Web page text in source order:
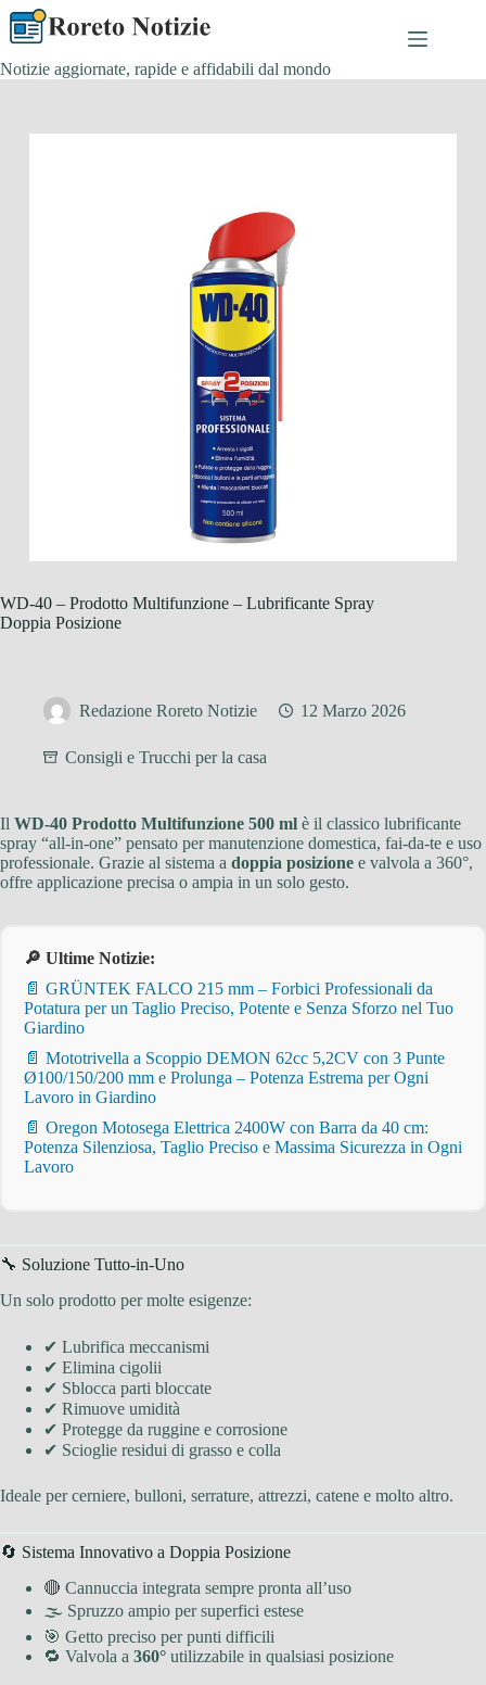
Salta
contenuto
Notizie aggiornate, rapide e affidabili dal mondo
WD-40 – Prodotto Multifunzione – Lubrificante Spray
Doppia Posizione
Redazione Roreto Notizie 12 Marzo 2026
Consigli e Trucchi per la casa
Il WD-40 Prodotto Multifunzione 500 ml è il classico lubrificante
spray “all-in-one” pensato per manutenzione domestica, fai-da-te e uso
professionale. Grazie al sistema a doppia posizione e valvola a 360°,
offre applicazione precisa o ampia in un solo gesto.
🔎 Ultime Notizie:
📄 GRÜNTEK FALCO 215 mm – Forbici Professionali da
Potatura per un Taglio Preciso, Potente e Senza Sforzo nel Tuo
Giardino
📄 Mototrivella a Scoppio DEMON 62cc 5,2CV con 3 Punte
Ø100/150/200 mm e Prolunga – Potenza Estrema per Ogni
Lavoro in Giardino
📄 Oregon Motosega Elettrica 2400W con Barra da 40 cm:
Potenza Silenziosa, Taglio Preciso e Massima Sicurezza in Ogni
Lavoro
🔧 Soluzione Tutto-in-Uno
Un solo prodotto per molte esigenze:
✔ Lubrifica meccanismi
✔ Elimina cigolii
✔ Sblocca parti bloccate
✔ Rimuove umidità
✔ Protegge da ruggine e corrosione
✔ Scioglie residui di grasso e colla
Ideale per cerniere, bulloni, serrature, attrezzi, catene e molto altro.
🔄 Sistema Innovativo a Doppia Posizione
🔴 Cannuccia integrata sempre pronta all’uso
🌫 Spruzzo ampio per superfici estese
🎯 Getto preciso per punti difficili
🔁 Valvola a 360° utilizzabile in qualsiasi posizione